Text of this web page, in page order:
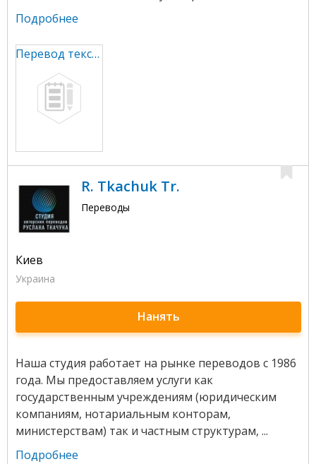
Подробнее
Перевод текста
R. Tkachuk Tr.
Переводы
Киев
Украина
Нанять
Наша студия работает на рынке переводов с 1986
года. Мы предоставляем услуги как
государственным учреждениям (юридическим
компаниям, нотариальным конторам,
министерствам) так и частным структурам, ...
Подробнее